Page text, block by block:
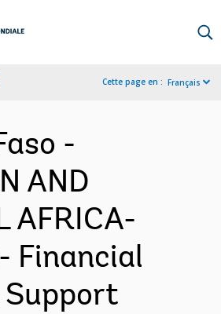
Cette page en : Français
-
AND
AFRICA-
Financial
Support